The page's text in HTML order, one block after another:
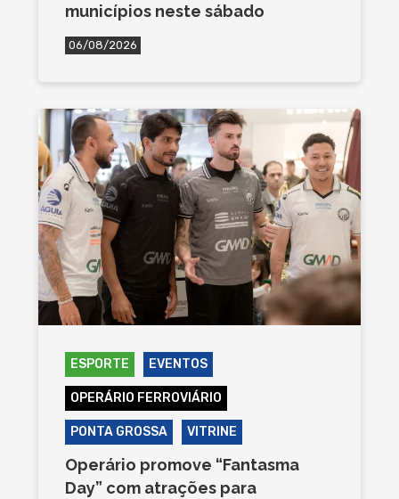
municípios neste sábado
06/08/2026
ESPORTE EVENTOS
OPERÁRIO FERROVIÁRIO
PONTA GROSSA VITRINE
Operário promove “Fantasma
Day” com atrações para